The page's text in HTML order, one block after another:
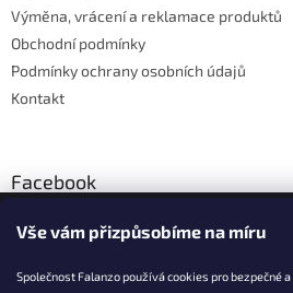
Vše vám přizpůsobíme na míru
Společnost Falanzo používá cookies pro bezpečné
Výměna, vrácení a reklamace produktů
Obchodní podmínky
Podmínky ochrany osobních údajů
Kontakt
Facebook